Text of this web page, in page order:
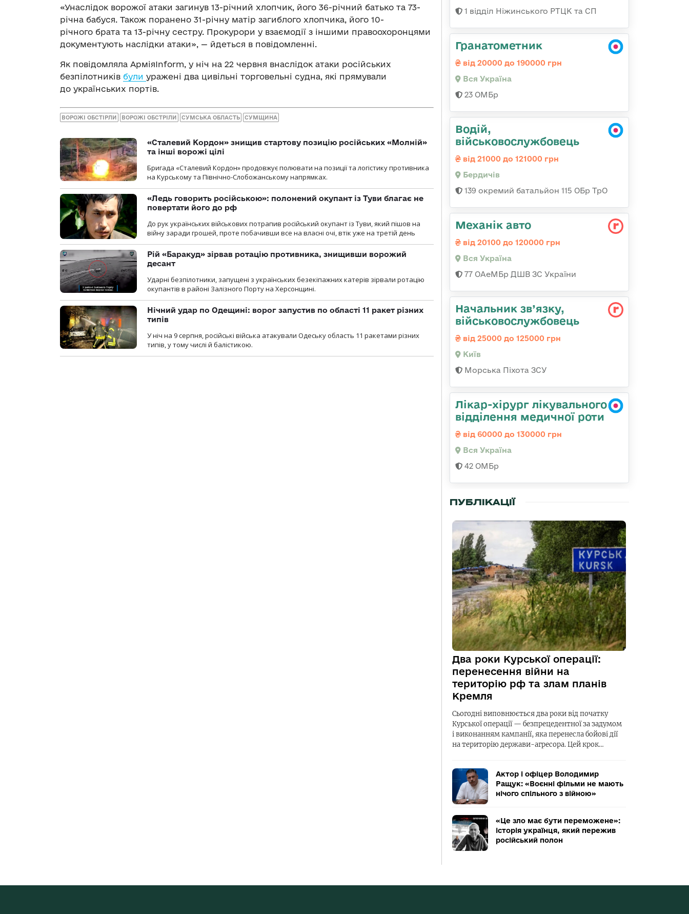
«Унаслідок ворожої атаки загинув 13-річний хлопчик, його 36-річний батько та 73-
річна бабуся. Також поранено 31-річну матір загиблого хлопчика, його 10-
річного брата та 13-річну сестру. Прокурори у взаємодії з іншими правоохоронцями
документують наслідки атаки», — йдеться в повідомленні.
Як повідомляла АрміяInform, у ніч на 22 червня внаслідок атаки російських
безпілотників були уражені два цивільні торговельні судна, які прямували
до українських портів.
ВОРОЖІ ОБСТІРЛИ ВОРОЖІ ОБСТРІЛИ СУМСЬКА ОБЛАСТЬ СУМЩИНА
«Сталевий Кордон» знищив стартову позицію російських «Молній»
та інші ворожі цілі
Бригада «Сталевий Кордон» продовжує полювати на позиції та логістику противника
на Курському та Північно-Слобожанському напрямках.
«Ледь говорить російською»: полонений окупант із Туви благає не
повертати його до рф
До рук українських військових потрапив російський окупант із Туви, який пішов на
війну заради грошей, проте побачивши все на власні очі, втік уже на третій день
Рій «Баракуд» зірвав ротацію противника, знищивши ворожий
десант
Ударні безпілотники, запущені з українських безекіпажних катерів зірвали ротацію
окупантів в районі Залізного Порту на Херсонщині.
Нічний удар по Одещині: ворог запустив по області 11 ракет різних
типів
У ніч на 9 серпня, російські війська атакували Одеську область 11 ракетами різних
типів, у тому числі й балістикою.
1 відділ Ніжинського РТЦК та СП
Гранатометник
від 20000 до 190000 грн
Вся Україна
23 ОМБр
Водій,
військовослужбовець
від 21000 до 121000 грн
Бердичів
139 окремий батальйон 115 ОБр ТрО
Механік авто
від 20100 до 120000 грн
Вся Україна
77 ОАеМБр ДШВ ЗС України
Начальник зв’язку,
військовослужбовець
від 25000 до 125000 грн
Київ
Морська Піхота ЗСУ
Лікар-хірург лікувального
відділення медичної роти
від 60000 до 130000 грн
Вся Україна
42 ОМБр
ПУБЛІКАЦІЇ
Два роки Курської операції:
перенесення війни на
територію рф та злам планів
Кремля
Сьогодні виповнюється два роки від початку
Курської операції — безпрецедентної за задумом
і виконанням кампанії, яка перенесла бойові дії
на територію держави-агресора. Цей крок…
Актор і офіцер Володимир
Ращук: «Воєнні фільми не мають
нічого спільного з війною»
«Це зло має бути переможене»:
історія українця, який пережив
російський полон